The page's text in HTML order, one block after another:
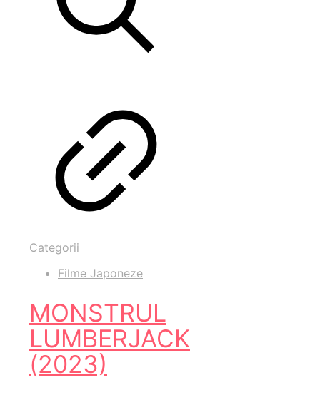
Categorii
Filme Japoneze
MONSTRUL
LUMBERJACK
(2023)